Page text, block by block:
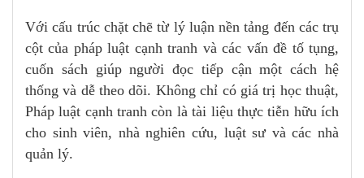
Với cấu trúc chặt chẽ từ lý luận nền tảng đến các trụ
cột của pháp luật cạnh tranh và các vấn đề tố tụng,
cuốn sách giúp người đọc tiếp cận một cách hệ
thống và dễ theo dõi. Không chỉ có giá trị học thuật,
Pháp luật cạnh tranh còn là tài liệu thực tiễn hữu ích
cho sinh viên, nhà nghiên cứu, luật sư và các nhà
quản lý.